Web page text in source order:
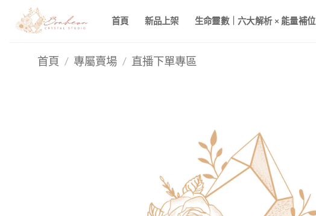
首頁 新品上架 生命靈數｜六大解析 × 能量補
首頁 / 專屬賣場 / 直播下單專區